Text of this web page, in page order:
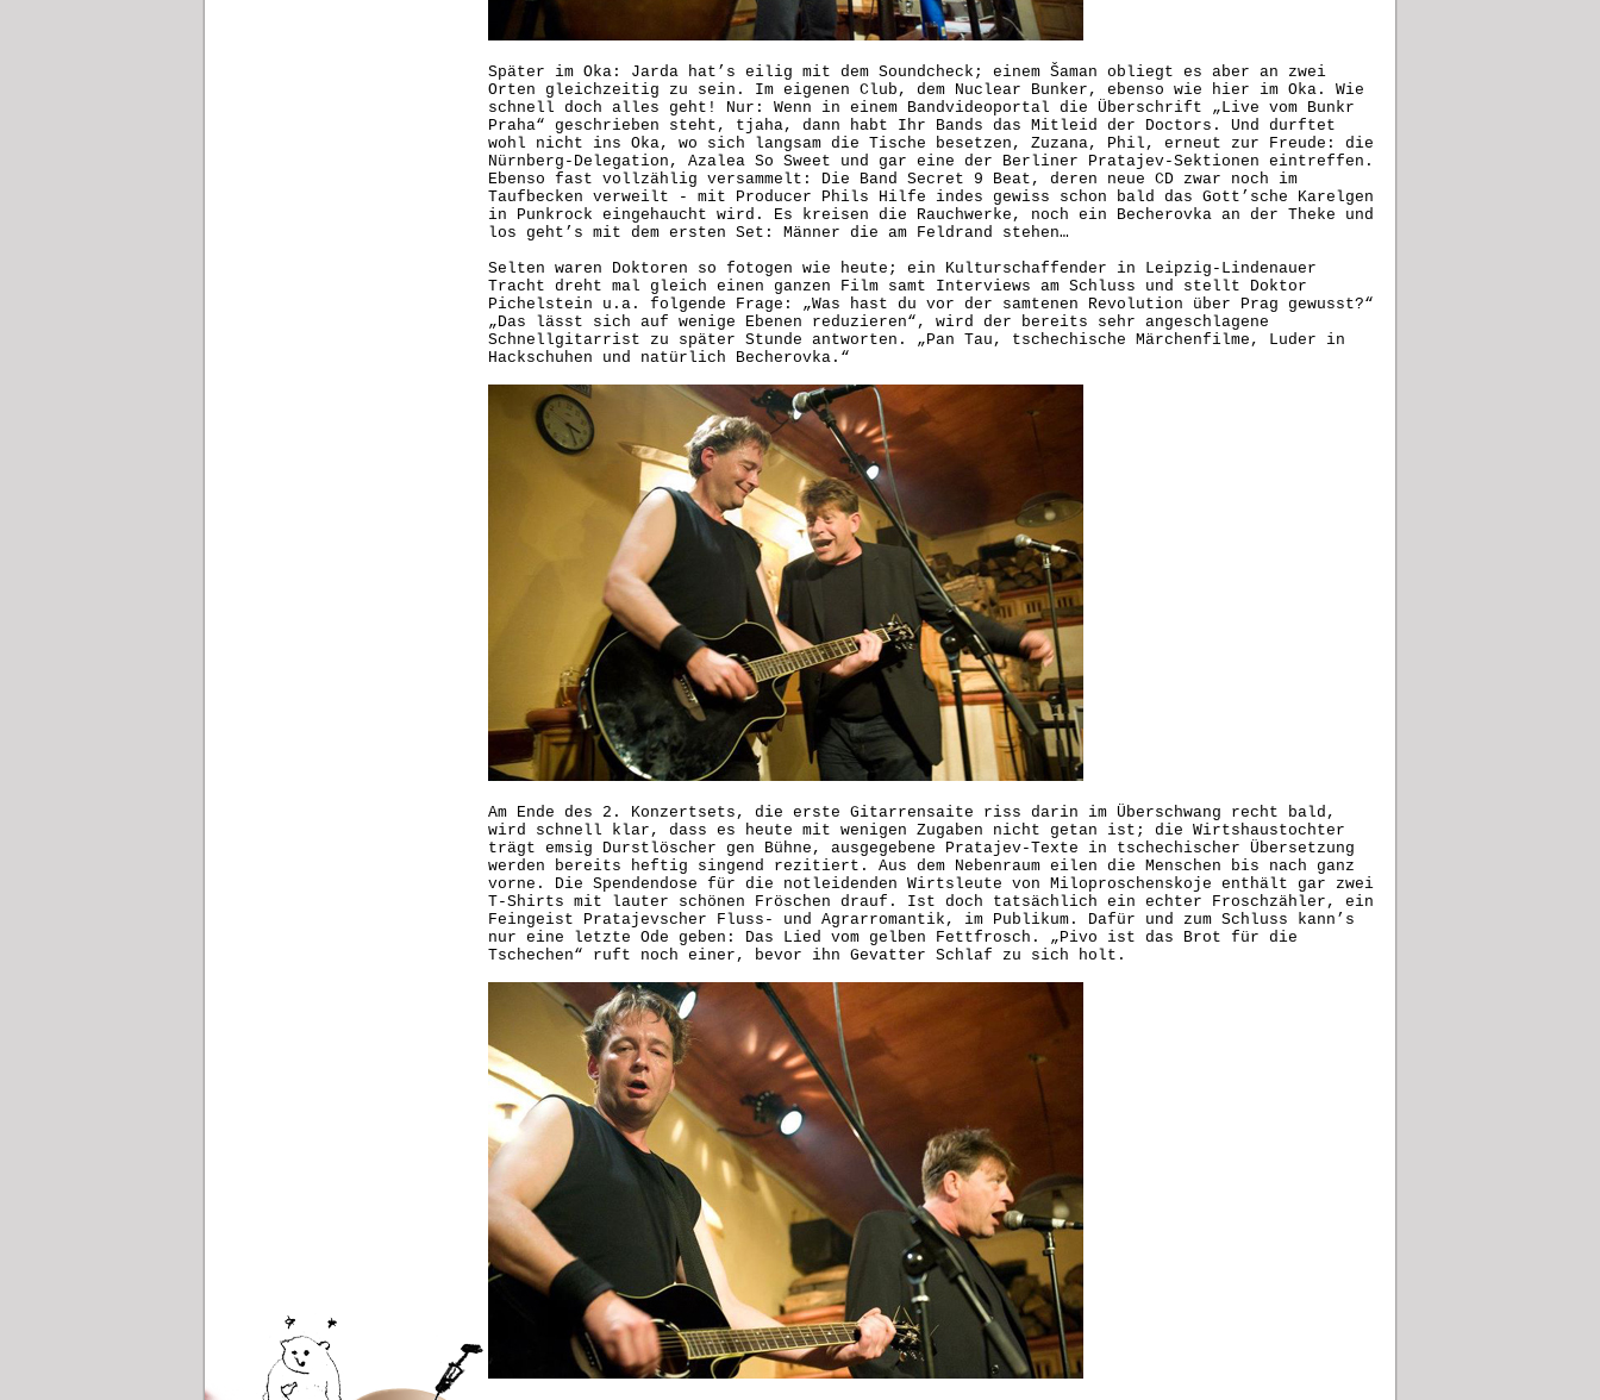
Später im Oka: Jarda hat’s eilig mit dem Soundcheck; einem Šaman obliegt es aber an zwei
Orten gleichzeitig zu sein. Im eigenen Club, dem Nuclear Bunker, ebenso wie hier im Oka. Wie
schnell doch alles geht! Nur: Wenn in einem Bandvideoportal die Überschrift „Live vom Bunkr
Praha“ geschrieben steht, tjaha, dann habt Ihr Bands das Mitleid der Doctors. Und durftet
wohl nicht ins Oka, wo sich langsam die Tische besetzen, Zuzana, Phil, erneut zur Freude: die
Nürnberg-Delegation, Azalea So Sweet und gar eine der Berliner Pratajev-Sektionen eintreffen.
Ebenso fast vollzählig versammelt: Die Band Secret 9 Beat, deren neue CD zwar noch im
Taufbecken verweilt - mit Producer Phils Hilfe indes gewiss schon bald das Gott’sche Karelgen
in Punkrock eingehaucht wird. Es kreisen die Rauchwerke, noch ein Becherovka an der Theke und
los geht’s mit dem ersten Set: Männer die am Feldrand stehen…
Selten waren Doktoren so fotogen wie heute; ein Kulturschaffender in Leipzig-Lindenauer
Tracht dreht mal gleich einen ganzen Film samt Interviews am Schluss und stellt Doktor
Pichelstein u.a. folgende Frage: „Was hast du vor der samtenen Revolution über Prag gewusst?“
„Das lässt sich auf wenige Ebenen reduzieren“, wird der bereits sehr angeschlagene
Schnellgitarrist zu später Stunde antworten. „Pan Tau, tschechische Märchenfilme, Luder in
Hackschuhen und natürlich Becherovka.“
Am Ende des 2. Konzertsets, die erste Gitarrensaite riss darin im Überschwang recht bald,
wird schnell klar, dass es heute mit wenigen Zugaben nicht getan ist; die Wirtshaustochter
trägt emsig Durstlöscher gen Bühne, ausgegebene Pratajev-Texte in tschechischer Übersetzung
werden bereits heftig singend rezitiert. Aus dem Nebenraum eilen die Menschen bis nach ganz
vorne. Die Spendendose für die notleidenden Wirtsleute von Miloproschenskoje enthält gar zwei
T-Shirts mit lauter schönen Fröschen drauf. Ist doch tatsächlich ein echter Froschzähler, ein
Feingeist Pratajevscher Fluss- und Agrarromantik, im Publikum. Dafür und zum Schluss kann’s
nur eine letzte Ode geben: Das Lied vom gelben Fettfrosch. „Pivo ist das Brot für die
Tschechen“ ruft noch einer, bevor ihn Gevatter Schlaf zu sich holt.